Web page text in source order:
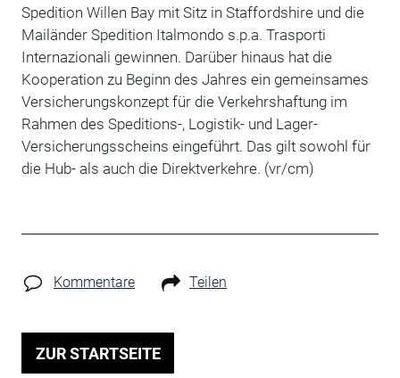
Spedition Willen Bay mit Sitz in Staffordshire und die
Mailänder Spedition Italmondo s.p.a. Trasporti
Internazionali gewinnen. Darüber hinaus hat die
Kooperation zu Beginn des Jahres ein gemeinsames
Versicherungskonzept für die Verkehrshaftung im
Rahmen des Speditions-, Logistik- und Lager-
Versicherungsscheins eingeführt. Das gilt sowohl für
die Hub- als auch die Direktverkehre. (vr/cm)
Kommentare Teilen
ZUR STARTSEITE